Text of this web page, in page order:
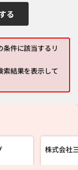
る
件に該当するリ
索結果を表示して
株式会社